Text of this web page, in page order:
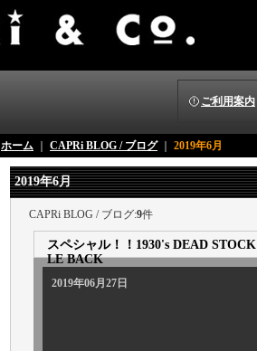
ご利用案内
ホーム CAPRi BLOG / ブログ｜ 2019年6月
2019年6月
CAPRi BLOG / ブログ:9件
スペシャル！！1930's DEAD
LE BACK
2019年06月27日